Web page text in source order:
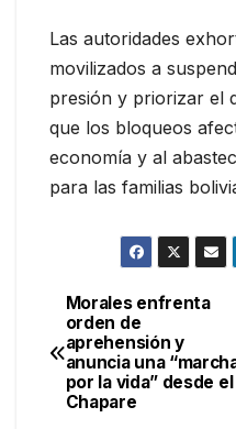
Las autoridades
movilizados a
presión y priorizar el
que los bloqueos
economía y al
para las familias
Navegación
de
entradas
Morales enfrenta
orden de
aprehensión y
anuncia una
por la vida” desde el
Chapare